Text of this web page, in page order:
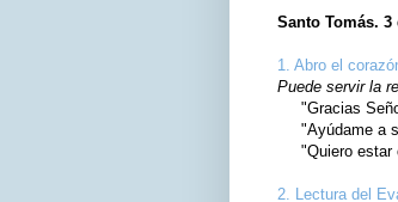
Santo Tomás.
1. Abro el
Puede servir la
"Gracias
"Ayúdame a
"Quiero estar
2. Lectura del